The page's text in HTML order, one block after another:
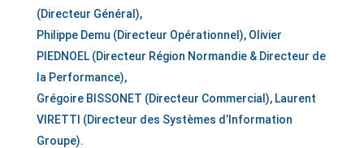
(Directeur Général),
Philippe Demu (Directeur Opérationnel), Olivier
PIEDNOEL (Directeur Région Normandie & Directeur de
la Performance),
Grégoire BISSONET (Directeur Commercial), Laurent
VIRETTI (Directeur des Systèmes d’Information
Groupe).